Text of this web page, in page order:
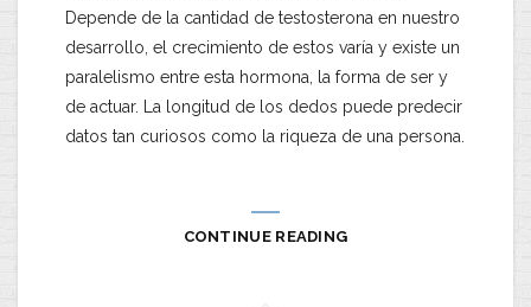
Depende de la cantidad de testosterona en nuestro
desarrollo, el crecimiento de estos varía y existe un
paralelismo entre esta hormona, la forma de ser y
de actuar. La longitud de los dedos puede predecir
datos tan curiosos como la riqueza de una persona.
CONTINUE READING